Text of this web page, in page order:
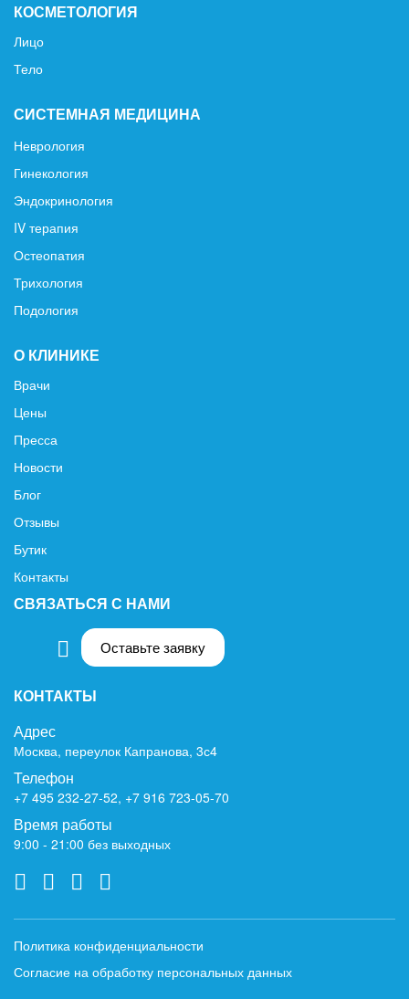
КОСМЕТОЛОГИЯ
Лицо
Тело
СИСТЕМНАЯ МЕДИЦИНА
Неврология
Гинекология
Эндокринология
IV терапия
Остеопатия
Трихология
Подология
О КЛИНИКЕ
Врачи
Цены
Пресса
Новости
Блог
Отзывы
Бутик
Контакты
СВЯЗАТЬСЯ С НАМИ
Оставьте заявку
КОНТАКТЫ
Адрес
Москва, переулок Капранова, 3с4
Телефон
+7 495 232-27-52, +7 916 723-05-70
Время работы
9:00 - 21:00 без выходных
Политика конфиденциальности
Согласие на обработку персональных данных